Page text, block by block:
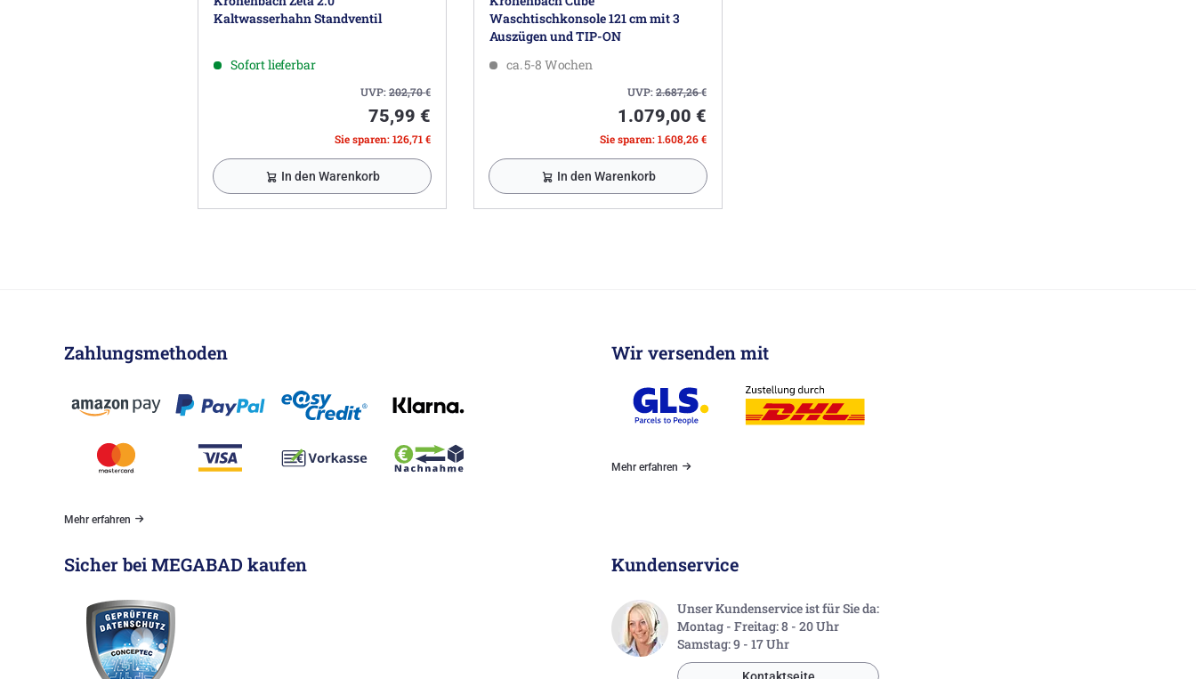
Kaltwasserhahn Standventil
Sofort lieferbar
UVP:202,70€
75,99 €
Sie sparen: 126,71 €
In den Warenkorb
Waschtischkonsole 121 cm mit 3
Auszügen und TIP-ON
ca. 5-8 Wochen
UVP:2.687,26€
1.079,00 €
Sie sparen: 1.608,26 €
In den Warenkorb
Zahlungsmethoden
Mehr erfahren
Wir versenden mit
Mehr erfahren
Sicher bei MEGABAD kaufen Kundenservice
Unser Kundenservice ist für Sie da:
Montag - Freitag: 8 - 20 Uhr
Samstag: 9 - 17 Uhr